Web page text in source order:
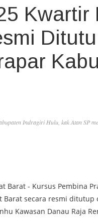
Indragiri Hulu, kak Atan SP
Barat - Kursus Pembina
Barat secara resmi
Kawasan Danau Raja